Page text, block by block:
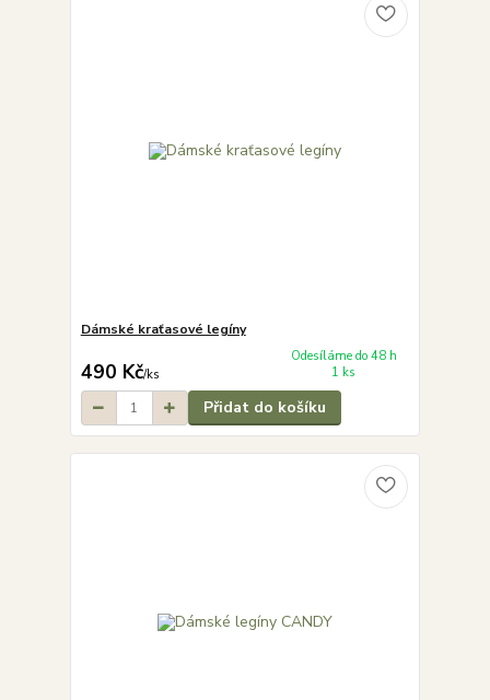
Dámské kraťasové legíny
490 Kč/ks
Odesíláme do 48 h
1 ks
Přidat do košíku